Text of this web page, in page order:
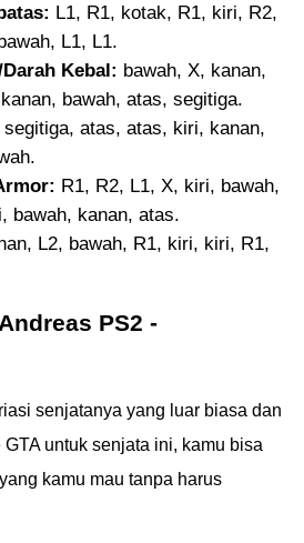
L1, R1, kotak, R1, kiri, R2,
L1, L1.
Kebal: bawah, X, kanan,
bawah, atas, segitiga.
segitiga, atas, atas, kiri, kanan,
R1, R2, L1, X, kiri, bawah,
bawah, kanan, atas.
L2, bawah, R1, kiri, kiri, R1,
PS2 -
senjatanya yang luar biasa dan
untuk senjata ini, kamu bisa
kamu mau tanpa harus